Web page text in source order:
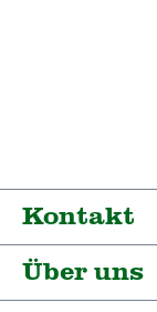
Kontakt
Über uns